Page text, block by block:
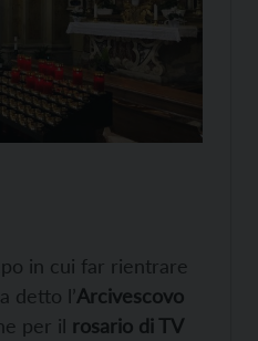
in cui far rientrare
detto l’Arcivescovo
per il rosario di TV